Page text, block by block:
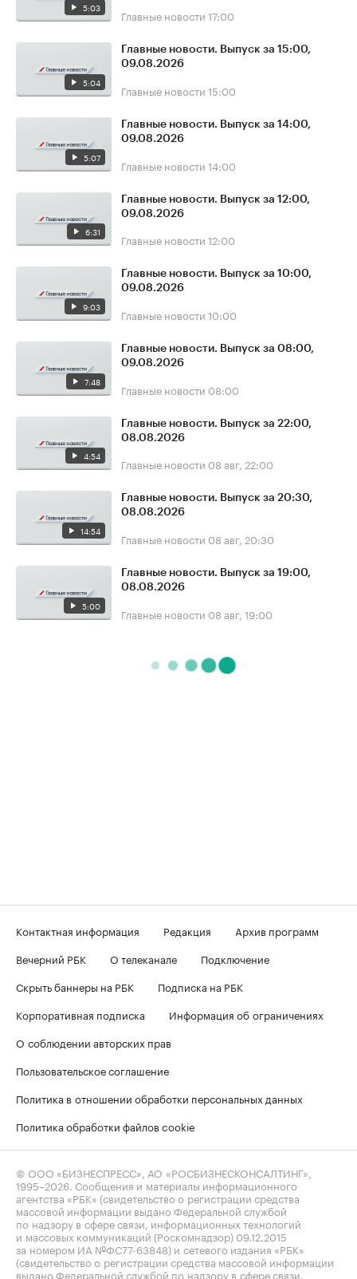
5:03 Главные новости 17:00
5:04
Главные новости. Выпуск за 15:00,
09.08.2026
Главные новости 15:00
5:07
Главные новости. Выпуск за 14:00,
09.08.2026
Главные новости 14:00
6:31
Главные новости. Выпуск за 12:00,
09.08.2026
Главные новости 12:00
9:03
Главные новости. Выпуск за 10:00,
09.08.2026
Главные новости 10:00
7:48
Главные новости. Выпуск за 08:00,
09.08.2026
Главные новости 08:00
4:54
Главные новости. Выпуск за 22:00,
08.08.2026
Главные новости 08 авг, 22:00
14:54
Главные новости. Выпуск за 20:30,
08.08.2026
Главные новости 08 авг, 20:30
5:00
Главные новости. Выпуск за 19:00,
08.08.2026
Главные новости 08 авг, 19:00
Контактная информация Редакция
Архив программ
Вечерний РБК
О телеканале
Подключение
Скрыть баннеры на РБК
Подписка на РБК
Корпоративная подписка
Информация об ограничениях
О соблюдении авторских прав
Пользовательское соглашение
Политика в отношении обработки персональных данных
Политика обработки файлов cookie
© ООО «БИЗНЕСПРЕСС», АО «РОСБИЗНЕСКОНСАЛТИНГ»,
1995–2026 . Сообщения и материалы информационного
агентства «РБК» (свидетельство о регистрации средства
массовой информации выдано Федеральной службой
по надзору в сфере связи, информационных технологий
и массовых коммуникаций (Роскомнадзор) 09.12.2015
за номером ИА №ФС77-63848) и сетевого издания «РБК»
(свидетельство о регистрации средства массовой информации
выдано Федеральной службой по надзору в сфере связи,